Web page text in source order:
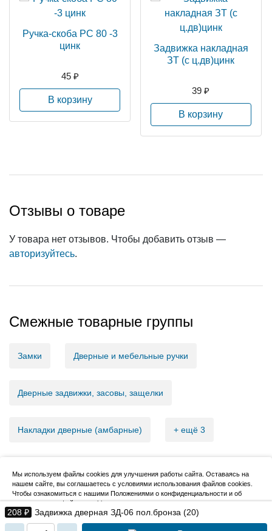
208 ₽ Задвижка дверная ЗД-06 пол.бронза (20)
Ручка-скоба РС 80 -3
цинк
45 ₽
В корзину
Задвижка накладная
ЗТ (с ц.дв)цинк
39 ₽
В корзину
Отзывы о товаре
У товара нет отзывов. Чтобы добавить отзыв —
авторизуйтесь.
Смежные товарные группы
Замки Дверные и мебельные ручки
Дверные задвижки, засовы, защелки
Накладки дверные (амбарные) + ещё 3
2007–2026, НовМетиз
Мы используем файлы cookies для улучшения работы сайта. Оставаясь на
нашем сайте, вы соглашаетесь с условиями использования файлов cookies.
Чтобы ознакомиться с нашими Положениями о конфиденциальности и об
использовании файлов cookie,нажмите здесь.